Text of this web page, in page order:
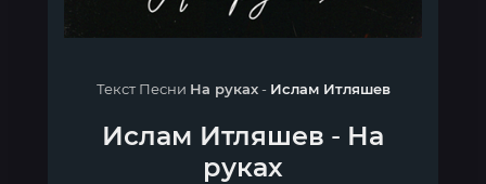
Текст Песни На руках- Ислам Итляшев
Ислам Итляшев - На
руках